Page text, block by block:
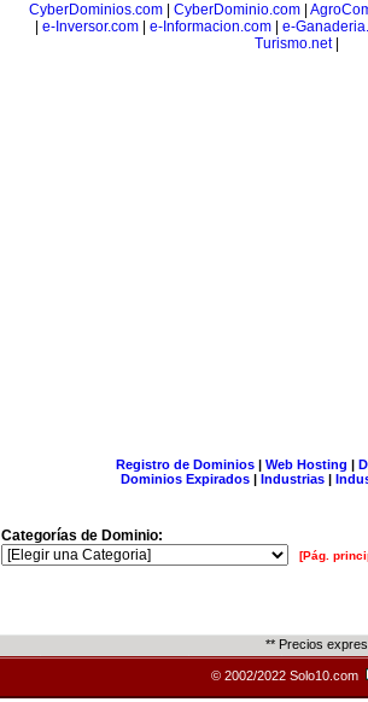
CyberDominios.com| CyberDominio.com|
e-Inversor.com| e-Informacion.com| e-
Turismo.net|
Registro de Dominios| Web Hosting |
Dominios Expirados | Industrias |
Categorías de Dominio:
[Pág.
** Precios
© 2002/2022 Solo10.com